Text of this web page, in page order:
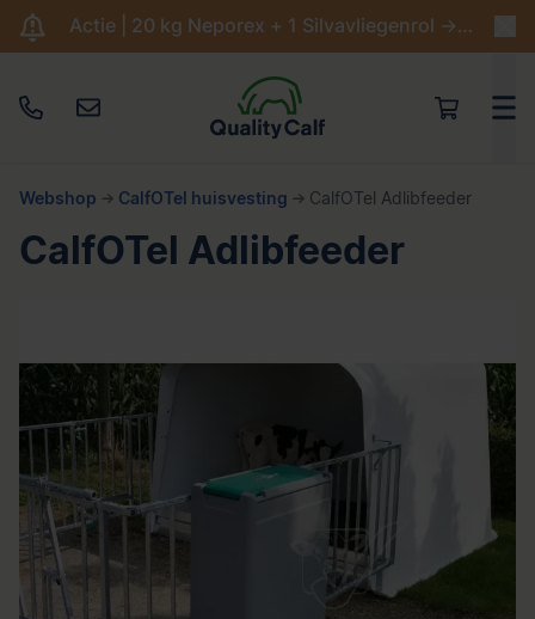
Actie | 20 kg Neporex + 1 Silvavliegenrol -> €204,95
Webshop CalfOTel huisvesting CalfOTel Adlibfeeder
CalfOTel Adlibfeeder